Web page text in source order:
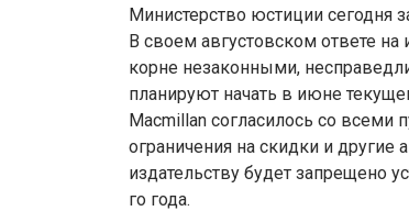
Министерство юстиции сегодня
В своем августовском ответе
корне незаконными,
планируют начать в июне
Macmillan согласилось со
ограничения на скидки и другие
издательству будет запрещено
го года.